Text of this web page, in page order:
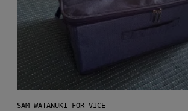
SAM WATANUKI FOR VICE